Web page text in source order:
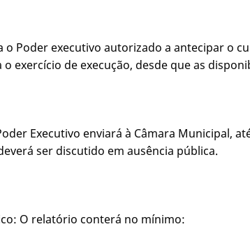
o Poder executivo autorizado a antecipar
exercício de execução, desde que as
Executivo enviará à Câmara Municipal,
ser discutido em ausência pública.
O relatório conterá no mínimo: